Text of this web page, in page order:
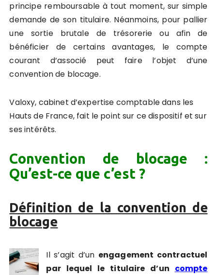
principe remboursable à tout moment, sur simple
demande de son titulaire. Néanmoins, pour pallier
une sortie brutale de trésorerie ou afin de
bénéficier de certains avantages, le compte
courant d’associé peut faire l’objet d’une
convention de blocage.
Valoxy, cabinet d’expertise comptable dans les
Hauts de France, fait le point sur ce dispositif et sur
ses intérêts.
Convention de blocage :
Qu’est-ce que c’est ?
Définition de la convention de
blocage
Il s’agit d’un engagement contractuel
par lequel le titulaire d’un compte